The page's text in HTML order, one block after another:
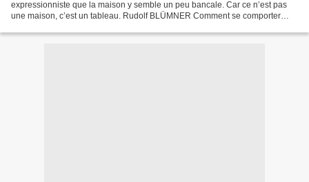
expressionniste que la maison y semble un peu bancale. Car ce n’est pas
une maison, c’est un tableau. Rudolf BLÜMNER Comment se comporter